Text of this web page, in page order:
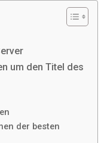
um den Titel des
der besten